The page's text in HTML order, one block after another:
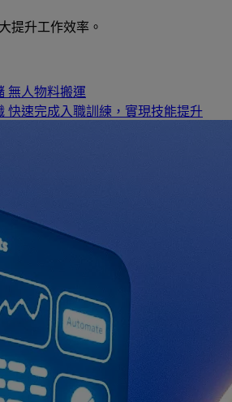
提升工作效率。
無人物料搬運
快速完成入職訓練，實現技能提升